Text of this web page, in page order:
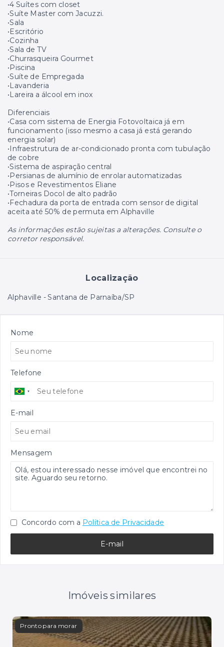
•4 Suítes com closet
•Suíte Master com Jacuzzi.
•Sala
•Escritório
•Cozinha
•Sala de TV
•Churrasqueira Gourmet
•Piscina
•Suíte de Empregada
•Lavanderia
•Lareira a álcool em inox
Diferenciais
•Casa com sistema de Energia Fotovoltaica já em
funcionamento (isso mesmo a casa já está gerando
energia solar)
•Infraestrutura de ar-condicionado pronta com tubulação
de cobre
•Sistema de aspiração central
•Persianas de alumínio de enrolar automatizadas
•Pisos e Revestimentos Eliane
•Torneiras Docol de alto padrão
•Fechadura da porta de entrada com sensor de digital
aceita até 50% de permuta em Alphaville
As informações estão sujeitas a alterações. Consulte o
corretor responsável.
Localização
Alphaville - Santana de Parnaíba/SP
Nome
Telefone
E-mail
Mensagem
Concordo com a Política de Privacidade
E-mail
Imóveis similares
Pronto para morar